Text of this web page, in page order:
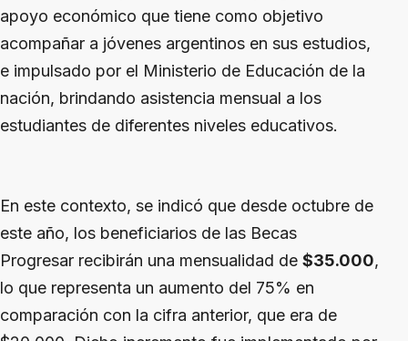
apoyo económico que tiene como objetivo
acompañar a jóvenes argentinos en sus estudios,
e impulsado por el Ministerio de Educación de la
nación, brindando asistencia mensual a los
estudiantes de diferentes niveles educativos.
En este contexto, se indicó que desde octubre de
este año, los beneficiarios de las Becas
Progresar recibirán una mensualidad de $35.000,
lo que representa un aumento del 75% en
comparación con la cifra anterior, que era de